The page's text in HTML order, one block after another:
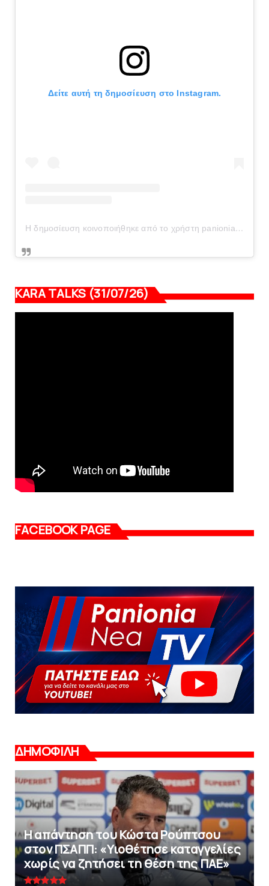
Δείτε αυτή τη δημοσίευση στο Instagram.
Η δημοσίευση κοινοποιήθηκε από το χρήστη panionianea.gr (@panionianea.gr)
KARA TALKS (31/07/26)
FACEBOOK PAGE
ΔΗΜΟΦΙΛΗ
Η απάντηση του Κώστα Ρούπτσου
στον ΠΣΑΠΠ: «Υιοθέτησε καταγγελίες
χωρίς να ζητήσει τη θέση της ΠAΕ»